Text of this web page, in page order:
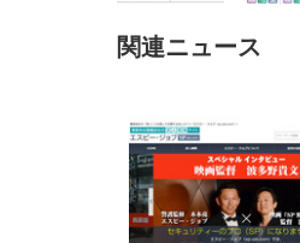
上げ式アームレスト コンパク
ト 約105度ロッキング pc 事
椅子 360度回転 座面昇降 強
ナイロン樹脂ベース 通気性
ッシュ 在宅ワーク H-
WY01(黒網+黒枠+黒足)
￥5,699
UHD・USB Type-C・ホワイ
ト
￥105,595
捨て 無香料 ホワイト 300枚
￥3,373
関連ニュース